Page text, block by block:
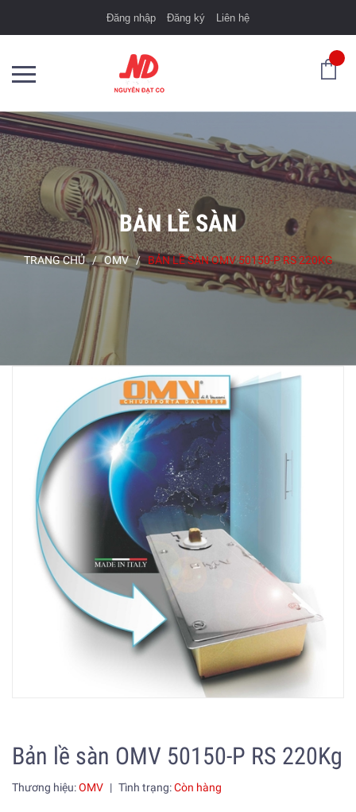
Đăng nhập Đăng ký Liên hệ
BẢN LỀ SÀN
TRANG CHỦ / OMV / BẢN LỀ SÀN OMV 50150-P RS 220KG
Bản lề sàn OMV 50150-P RS 220Kg
Thương hiệu:OMV | Tình trạng:Còn hàng